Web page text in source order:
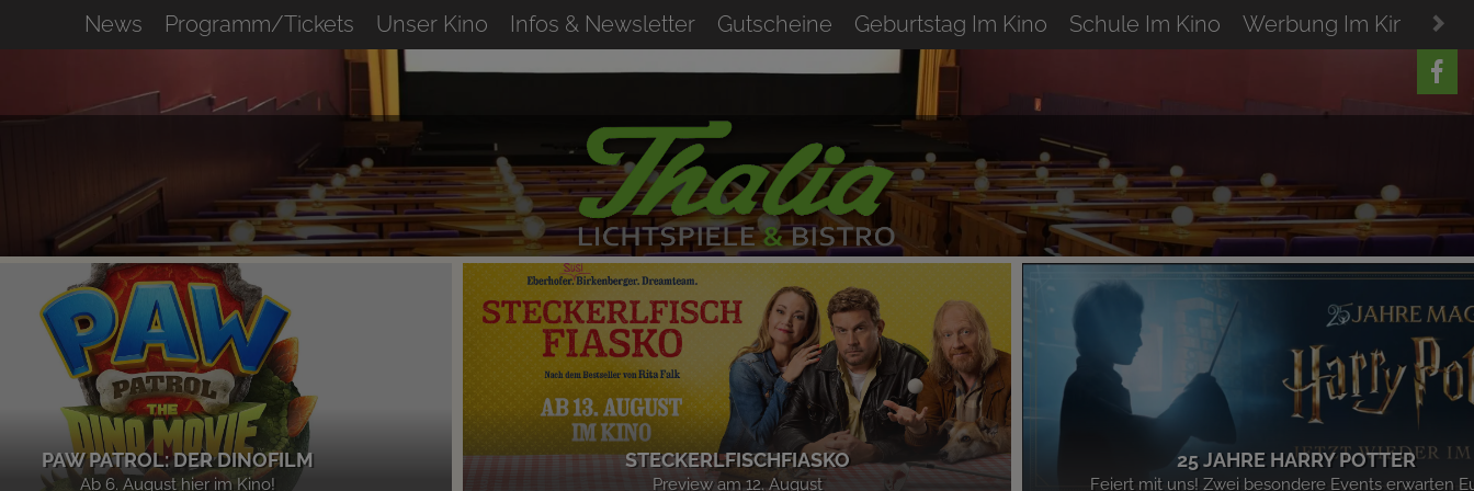
News Programm/Tickets Unser Kino Infos & Newsletter Gutscheine Geburtstag Im Kino Schule Im Kino Werbung Im Kino
PAW PATROL: DER DINOFILM
Ab 6. August hier im Kino!
STECKERLFISCHFIASKO
Preview am 12. August
25 JAHRE HARRY POTTER
Feiert mit uns! Zwei besondere Events erwarten